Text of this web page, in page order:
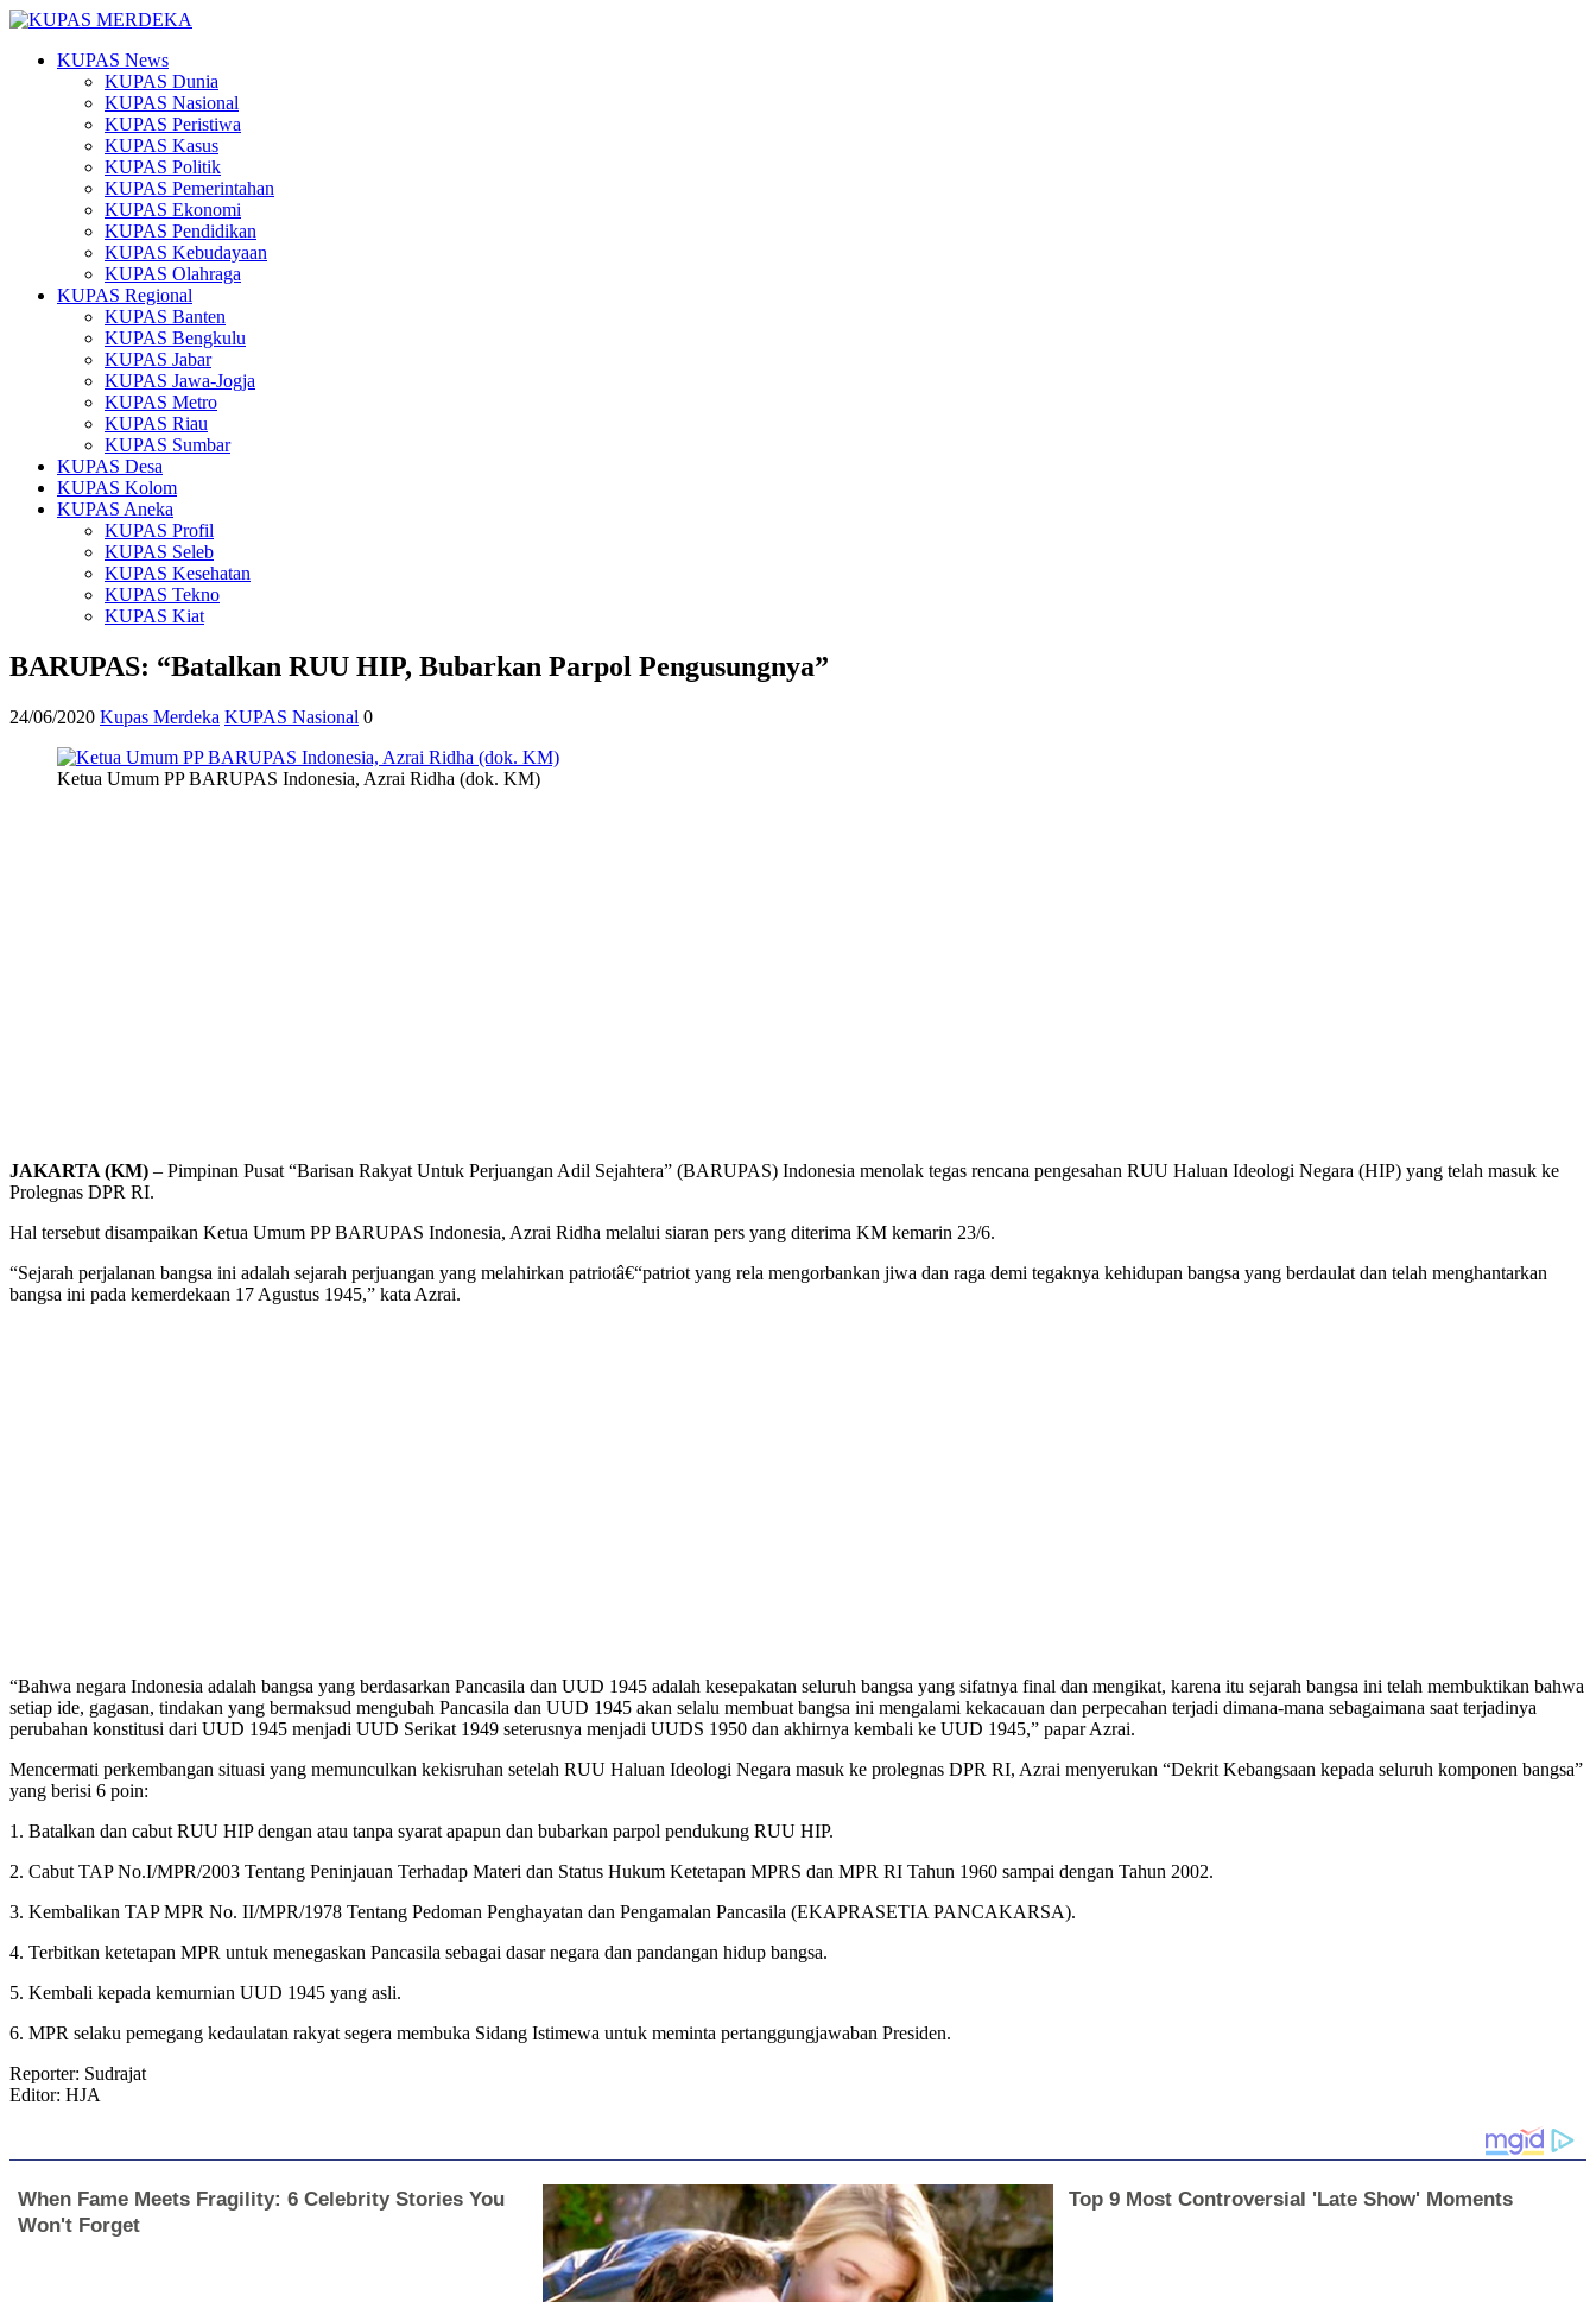
KUPAS News
KUPAS Dunia
KUPAS Nasional
KUPAS Peristiwa
KUPAS Kasus
KUPAS Politik
KUPAS Pemerintahan
KUPAS Ekonomi
KUPAS Pendidikan
KUPAS Kebudayaan
KUPAS Olahraga
KUPAS Regional
KUPAS Banten
KUPAS Bengkulu
KUPAS Jabar
KUPAS Jawa-Jogja
KUPAS Metro
KUPAS Riau
KUPAS Sumbar
KUPAS Desa
KUPAS Kolom
KUPAS Aneka
KUPAS Profil
KUPAS Seleb
KUPAS Kesehatan
KUPAS Tekno
KUPAS Kiat
BARUPAS: “Batalkan RUU HIP, Bubarkan Parpol Pengusungnya”
24/06/2020 Kupas Merdeka KUPAS Nasional 0
Ketua Umum PP BARUPAS Indonesia, Azrai Ridha (dok. KM)
JAKARTA (KM) – Pimpinan Pusat “Barisan Rakyat Untuk Perjuangan Adil Sejahtera” (BARUPAS) Indonesia menolak tegas rencana pengesahan RUU Haluan Ideologi Negara (HIP) yang telah masuk ke
Prolegnas DPR RI.
Hal tersebut disampaikan Ketua Umum PP BARUPAS Indonesia, Azrai Ridha melalui siaran pers yang diterima KM kemarin 23/6.
“Sejarah perjalanan bangsa ini adalah sejarah perjuangan yang melahirkan patriotâ€“patriot yang rela mengorbankan jiwa dan raga demi tegaknya kehidupan bangsa yang berdaulat dan telah menghantarkan
bangsa ini pada kemerdekaan 17 Agustus 1945,” kata Azrai.
“Bahwa negara Indonesia adalah bangsa yang berdasarkan Pancasila dan UUD 1945 adalah kesepakatan seluruh bangsa yang sifatnya final dan mengikat, karena itu sejarah bangsa ini telah membuktikan bahwa
setiap ide, gagasan, tindakan yang bermaksud mengubah Pancasila dan UUD 1945 akan selalu membuat bangsa ini mengalami kekacauan dan perpecahan terjadi dimana-mana sebagaimana saat terjadinya
perubahan konstitusi dari UUD 1945 menjadi UUD Serikat 1949 seterusnya menjadi UUDS 1950 dan akhirnya kembali ke UUD 1945,” papar Azrai.
Mencermati perkembangan situasi yang memunculkan kekisruhan setelah RUU Haluan Ideologi Negara masuk ke prolegnas DPR RI, Azrai menyerukan “Dekrit Kebangsaan kepada seluruh komponen bangsa”
yang berisi 6 poin:
1. Batalkan dan cabut RUU HIP dengan atau tanpa syarat apapun dan bubarkan parpol pendukung RUU HIP.
2. Cabut TAP No.I/MPR/2003 Tentang Peninjauan Terhadap Materi dan Status Hukum Ketetapan MPRS dan MPR RI Tahun 1960 sampai dengan Tahun 2002.
3. Kembalikan TAP MPR No. II/MPR/1978 Tentang Pedoman Penghayatan dan Pengamalan Pancasila (EKAPRASETIA PANCAKARSA).
4. Terbitkan ketetapan MPR untuk menegaskan Pancasila sebagai dasar negara dan pandangan hidup bangsa.
5. Kembali kepada kemurnian UUD 1945 yang asli.
6. MPR selaku pemegang kedaulatan rakyat segera membuka Sidang Istimewa untuk meminta pertanggungjawaban Presiden.
Reporter: Sudrajat
Editor: HJA